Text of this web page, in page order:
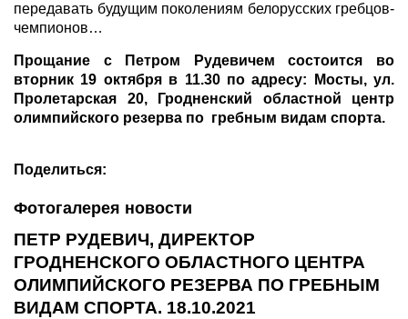
передавать будущим поколениям белорусских гребцов-
чемпионов…
Прощание с Петром Рудевичем состоится во
вторник 19 октября в 11.30 по адресу: Мосты, ул.
Пролетарская 20, Гродненский областной центр
олимпийского резерва по гребным видам спорта.
Поделиться:
Фотогалерея новости
ПЕТР РУДЕВИЧ, ДИРЕКТОР
ГРОДНЕНСКОГО ОБЛАСТНОГО ЦЕНТРА
ОЛИМПИЙСКОГО РЕЗЕРВА ПО ГРЕБНЫМ
ВИДАМ СПОРТА. 18.10.2021